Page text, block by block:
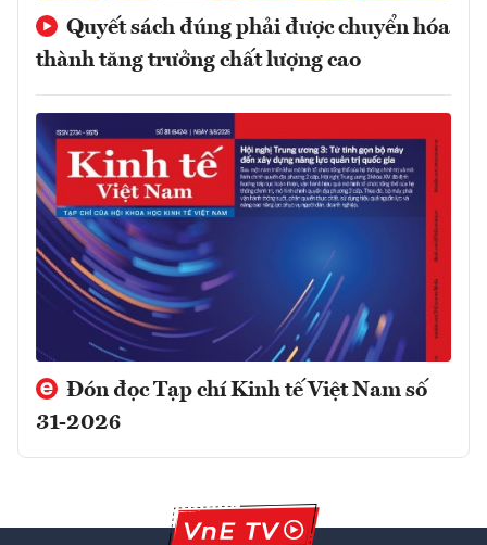
Quyết sách đúng phải được chuyển hóa
thành tăng trưởng chất lượng cao
Đón đọc Tạp chí Kinh tế Việt Nam số
31-2026